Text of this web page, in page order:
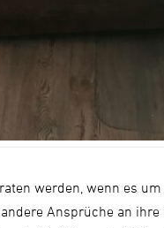
werden, wenn es
Ansprüche an ihre